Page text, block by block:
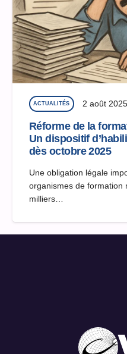
ACTUALITÉS 2 août 2025
Réforme de la
Un dispositif
dès octobre 2025
Une obligation légale
organismes de formation
milliers…